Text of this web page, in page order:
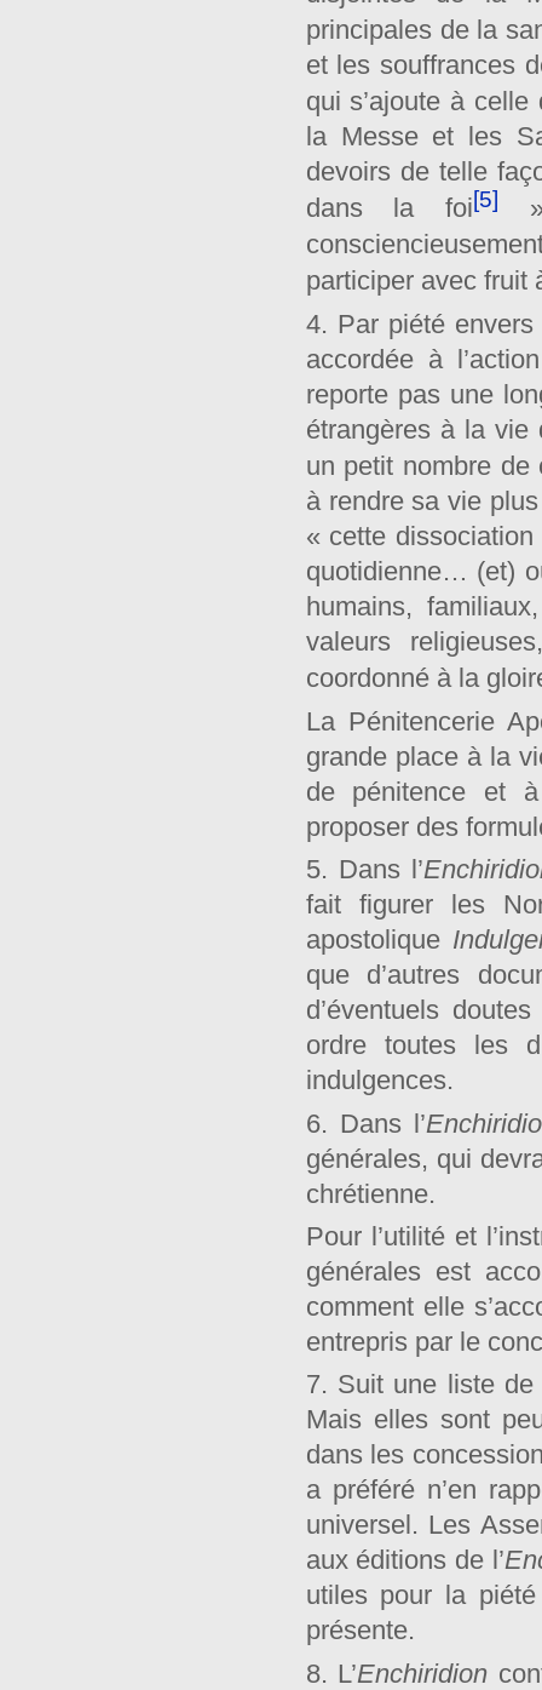
principales de la
et les souffrances
qui s’ajoute à
la Messe et les
devoirs de telle
dans la foi[5]
»
participer avec fruit
4. Par piété
accordée à
reporte pas une
étrangères à la vie
un petit nombre de
à rendre sa vie
« cette
quotidienne… (et)
humains,
valeurs
coordonné à la
La Pénitencerie
grande place à la
de pénitence et
proposer des
5. Dans l’
fait figurer les
apostolique
que d’autres
d’éventuels
ordre toutes les
indulgences.
6. Dans l’
générales, qui
chrétienne.
Pour l’utilité et
générales est
comment elle
entrepris par le
7. Suit une liste de
Mais elles sont
dans les
a préféré n’en
universel. Les
aux éditions de l’
utiles pour la
présente.
8. L’Enchiridion